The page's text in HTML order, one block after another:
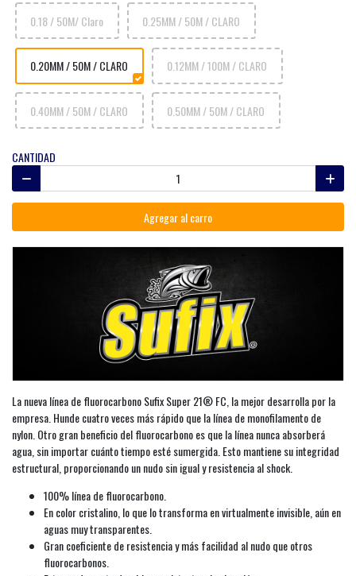
0.18 / 50M/ Claro 0.25MM / 50M / CLARO
0.20MM / 50M / CLARO 0.12MM / 100M / CLARO
0.40MM / 50M / CLARO 0.50MM / 50M / CLARO
CANTIDAD
Agregar al carro
La nueva línea de fluorocarbono Sufix Super 21® FC, la mejor desarrolla por la
empresa. Hunde cuatro veces más rápido que la línea de monofilamento de
nylon. Otro gran beneficio del fluorocarbono es que la línea nunca absorberá
agua, sin importar cuánto tiempo esté sumergida. Esto mantiene su integridad
estructural, proporcionando un nudo sin igual y resistencia al shock.
100% línea de fluorocarbono.
En color cristalino, lo que lo transforma en virtualmente invisible, aún en
aguas muy transparentes.
Gran coeficiente de resistencia y más facilidad al nudo que otros
fluorocarbonos.